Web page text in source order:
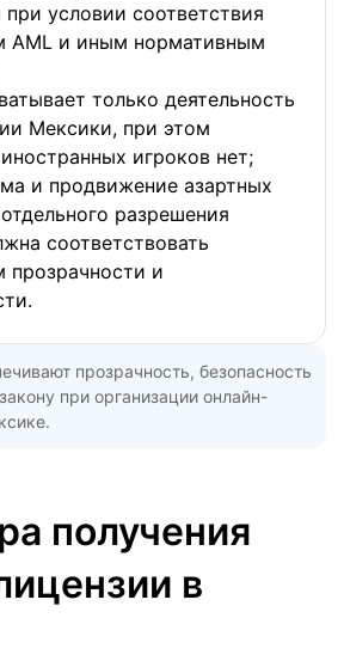
при условии соответствия
AML и иным нормативным
только деятельность
Мексики, при этом
игроков нет;
и продвижение азартных
разрешения
соответствовать
прозрачности и
прозрачность, безопасность
при организации онлайн-
получения
в